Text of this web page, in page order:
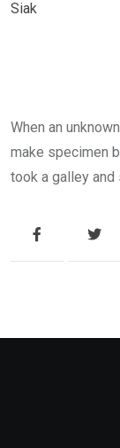
Siak
When an
make specimen
took a galley and